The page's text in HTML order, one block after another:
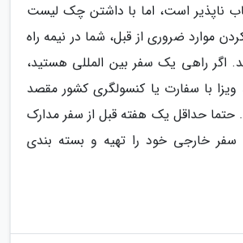
ناپذیر است، اما با داشتن چک لیست
موارد ضروری از قبل، شما در نیمه راه
اگر راهی یک سفر بین المللی هستید،
ویزا با سفارت یا کنسولگری کشور مقصد
حتما حداقل یک هفته قبل از سفر مدارک
سفر خارجی خود را تهیه و بسته بندی